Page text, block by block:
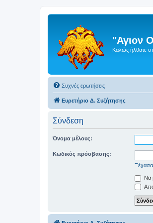
"Αγιον
Καλώς ήλθατε
Συχνές ερωτήσεις
Ευρετήριο Δ. Συζήτησης
Σύνδεση
Όνομα μέλους:
Κωδικός πρόσβασης:
Να